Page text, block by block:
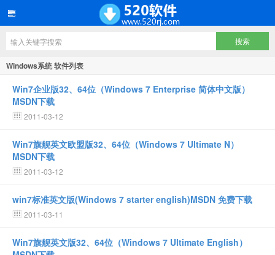
Windows系统 软件列表
Win7企业版32、64位（Windows 7 Enterprise 简体中文版）
MSDN下载
2011-03-12
Win7旗舰英文欧盟版32、64位（Windows 7 Ultimate N）
MSDN下载
2011-03-12
win7标准英文版(Windows 7 starter english)MSDN 免费下载
2011-03-11
Win7旗舰英文版32、64位（Windows 7 Ultimate English）